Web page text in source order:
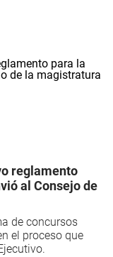
reglamento
al Consejo de
de concursos
el proceso que